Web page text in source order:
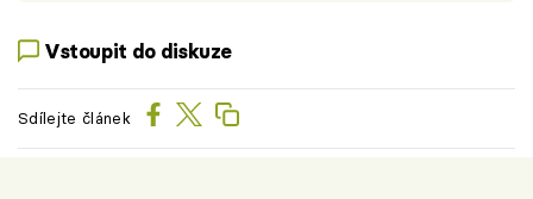
Vstoupit do diskuze
Sdílejte článek